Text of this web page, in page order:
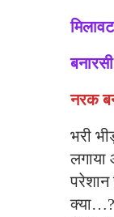
नरक
भरी
लगाया